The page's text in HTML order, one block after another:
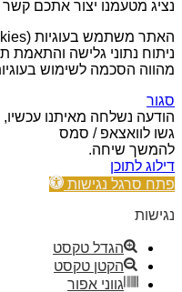
נציג מטעמנו יצור אתכם
ניתוח נתוני גלישה
מהווה הסכמה לשימוש
סגור
הודעה נשלחה מאיתנו עכשיו,
גשו לוואצאפ / סמס
להמשך שיחה.
דילוג לתוכן
פתח סרגל נגישות
נגישות
הגדל טקסט
הקטן טקסט
גווני אפור